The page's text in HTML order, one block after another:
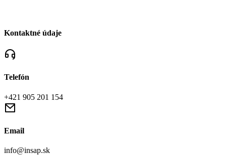
Kontaktné údaje
Telefón
+421 905 201 154
Email
info@insap.sk